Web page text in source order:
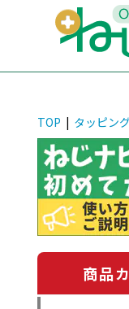
TOP | タッピン
商品